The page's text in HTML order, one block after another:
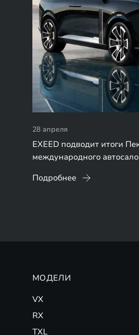
28 апреля
EXEED подводит итоги
международного
Подробнее
МОДЕЛИ
VX
RX
TXL